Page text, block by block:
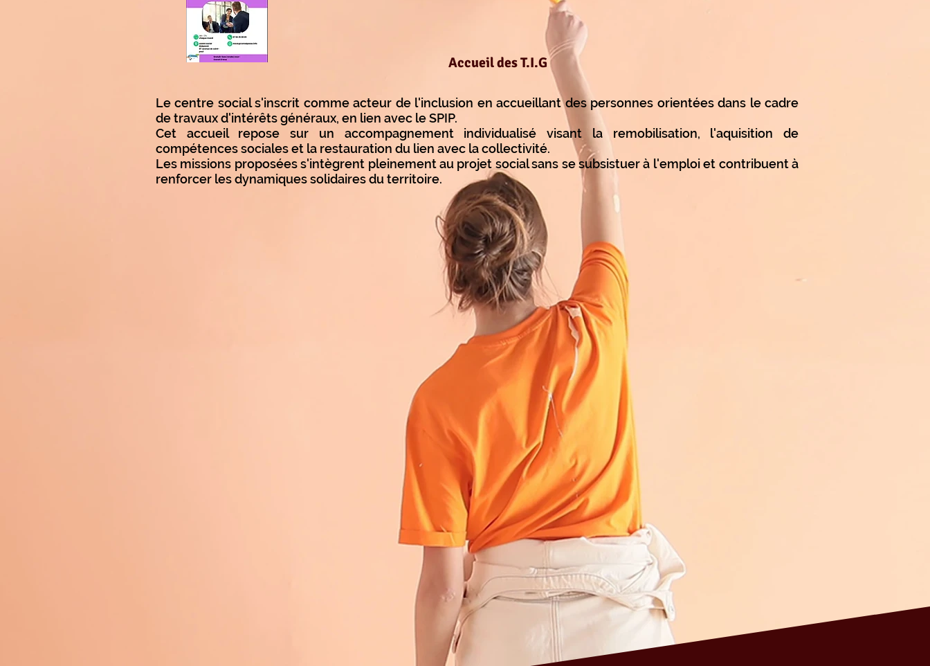
Accueil des T.I.G
Le centre social s'inscrit comme acteur de l'inclusion en accueillant des personnes orientées dans le cadre
de travaux d'intérêts généraux, en lien avec le SPIP.
Cet accueil repose sur un accompagnement individualisé visant la remobilisation, l'aquisition de
compétences sociales et la restauration du lien avec la collectivité.
Les missions proposées s'intègrent pleinement au projet social sans se subsistuer à l'emploi et contribuent à
renforcer les dynamiques solidaires du territoire.